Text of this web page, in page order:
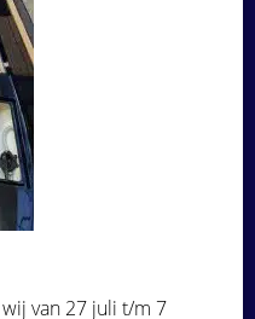
uw boot? Vraag een
aan!
van 27 juli t/m 7
uw
in met
ons